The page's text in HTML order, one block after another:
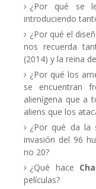
¿Por qué se
introduciendo
¿Por qué el
nos recuerda
(2014) y la reina
¿Por qué los
se encuentran
alienígena que a
aliens que los
¿Por qué da la
invasión del 96
no 20?
¿Qué hace
películas?